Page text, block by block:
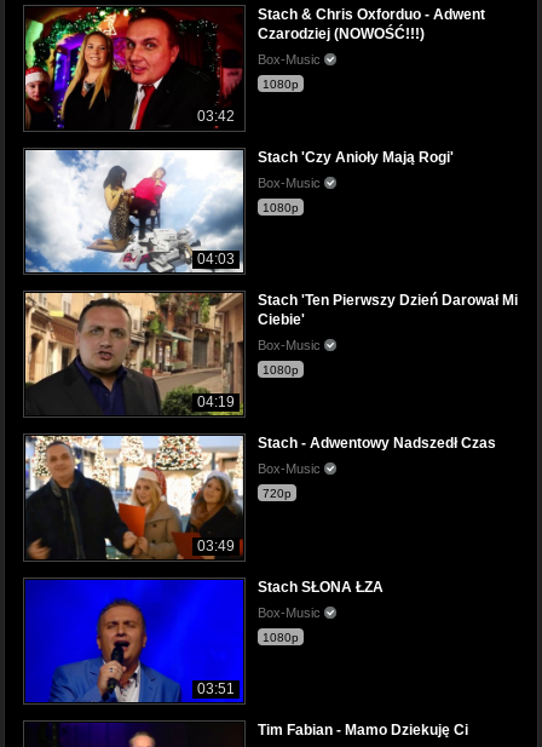
03:42
Stach & Chris Oxforduo - Adwent
Czarodziej (NOWOŚĆ!!!)
Box-Music
1080p
04:03
Stach 'Czy Anioły Mają Rogi'
Box-Music
1080p
04:19
Stach 'Ten Pierwszy Dzień Darował Mi
Ciebie'
Box-Music
1080p
03:49
Stach - Adwentowy Nadszedł Czas
Box-Music
720p
03:51
Stach SŁONA ŁZA
Box-Music
1080p
Tim Fabian - Mamo Dziekuję Ci